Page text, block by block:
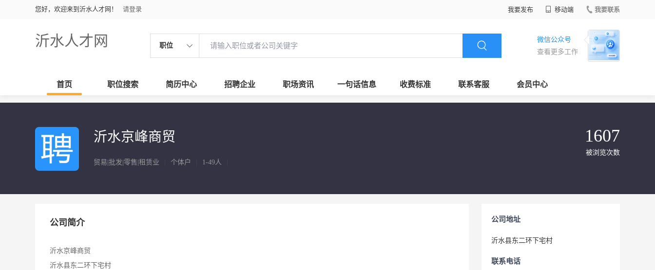
您好，欢迎来到沂水人才网！ 请登录 我要发布 移动端 我要联系
沂水人才网 职位
微信公众号
查看更多工作
首页 职位搜索 简历中心 招聘企业 职场资讯 一句话信息 收费标准 联系客服 会员中心
沂水京峰商贸
贸易|批发|零售|租赁业 个体户 1-49人
1607
被浏览次数
公司简介
沂水京峰商贸
沂水县东二环下宅村
公司地址
沂水县东二环下宅村
联系电话